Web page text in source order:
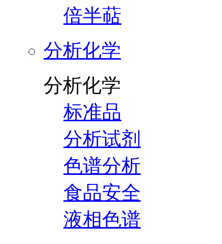
倍半萜
分析化学
分析化学
标准品
分析试剂
色谱分析
食品安全
液相色谱